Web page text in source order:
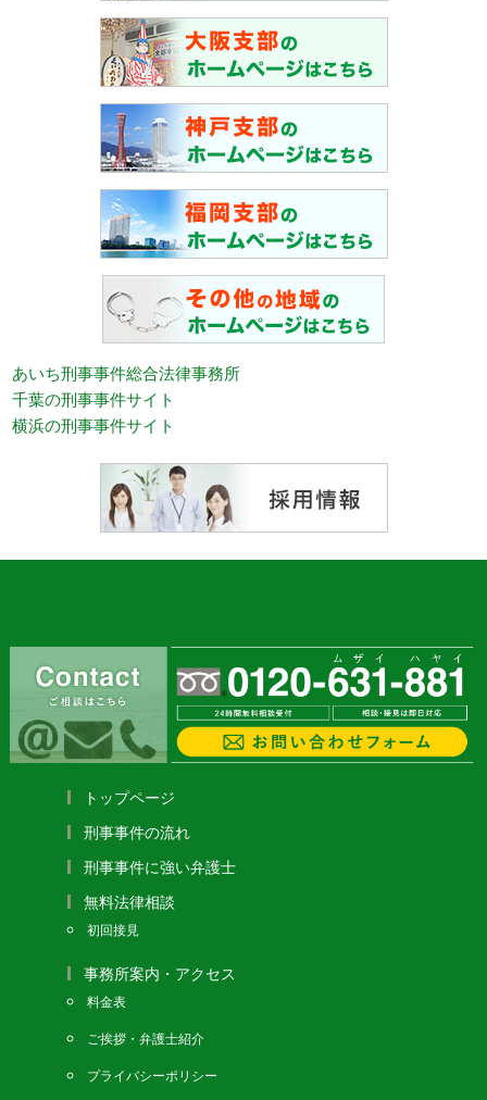
あいち刑事事件総合法律事務所
千葉の刑事事件サイト
横浜の刑事事件サイト
トップページ
刑事事件の流れ
刑事事件に強い弁護士
無料法律相談
初回接見
事務所案内・アクセス
料金表
ご挨拶・弁護士紹介
プライバシーポリシー